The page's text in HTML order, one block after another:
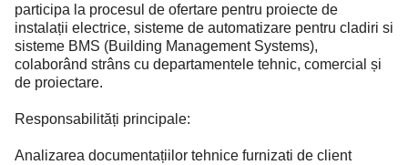
participa la procesul de ofertare pentru proiecte de
instalații electrice, sisteme de automatizare pentru cladiri si
sisteme BMS (Building Management Systems),
colaborând strâns cu departamentele tehnic, comercial și
de proiectare.
Responsabilități principale:
Analizarea documentațiilor tehnice furnizati de client